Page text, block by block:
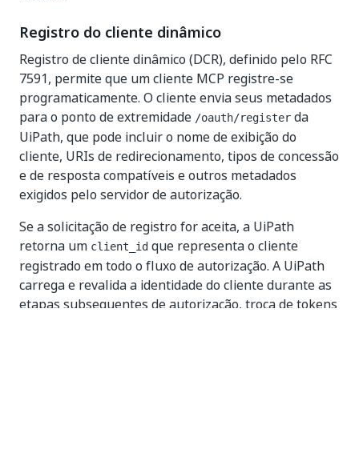
Registro do cliente dinâmico
Registro de cliente dinâmico (DCR), definido pelo RFC
7591, permite que um cliente MCP registre-se
programaticamente. O cliente envia seus metadados
para o ponto de extremidade /oauth/register da
UiPath, que pode incluir o nome de exibição do
cliente, URIs de redirecionamento, tipos de concessão
e de resposta compatíveis e outros metadados
exigidos pelo servidor de autorização.
Se a solicitação de registro for aceita, a UiPath
retorna um client_id que representa o cliente
registrado em todo o fluxo de autorização. A UiPath
carrega e revalida a identidade do cliente durante as
etapas subsequentes de autorização, troca de tokens